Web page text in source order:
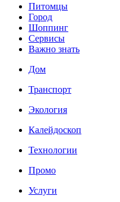
Питомцы
Город
Шоппинг
Сервисы
Важно знать
Дом
Транспорт
Экология
Калейдоскоп
Технологии
Промо
Услуги